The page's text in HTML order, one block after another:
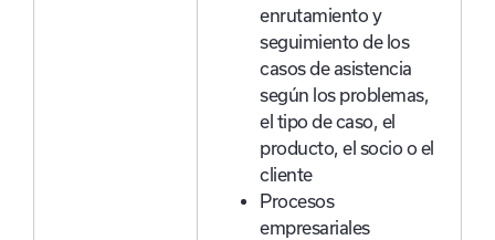
enrutamiento y
seguimiento de los
casos de asistencia
según los problemas,
el tipo de caso, el
producto, el socio o el
cliente
Procesos
empresariales